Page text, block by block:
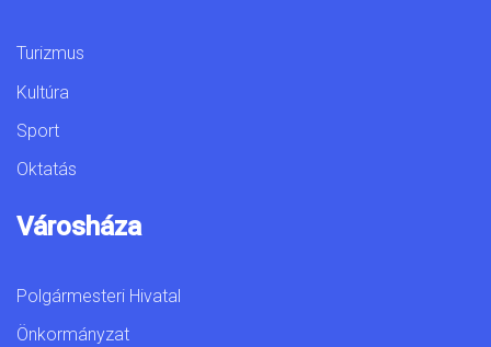
Turizmus
Kultúra
Sport
Oktatás
Városháza
Polgármesteri Hivatal
Önkormányzat